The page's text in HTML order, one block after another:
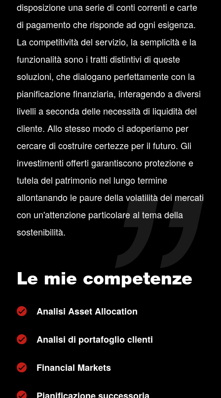
disposizione una serie di conti correnti e carte
di pagamento che risponde ad ogni esigenza.
La competitività del servizio, la semplicità e la
funzionalità sono i tratti distintivi di queste
soluzioni, che dialogano perfettamente con la
pianificazione finanziaria, interagendo a diversi
livelli a seconda delle necessità di liquidità del
cliente. Allo stesso modo ci adoperiamo per
cercare di costruire certezze per il futuro. Gli
investimenti offerti garantiscono protezione e
tutela del patrimonio nel lungo termine
allontanando le paure della volatilità dei mercati
con un'attenzione particolare al tema della
sostenibilità.
Le mie competenze
Analisi Asset Allocation
Analisi di portafoglio clienti
Financial Markets